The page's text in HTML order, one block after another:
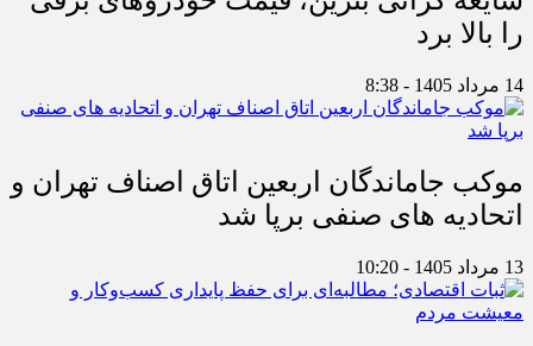
را بالا برد
14 مرداد 1405 - 8:38
موکب جاماندگان اربعین اتاق اصناف تهران و
اتحادیه های صنفی برپا شد
13 مرداد 1405 - 10:20